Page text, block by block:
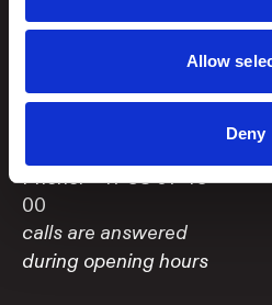
Allow
Deny
4610 Kristiansand
Phone: +47 38 07 49
00
calls are answered
during opening hours